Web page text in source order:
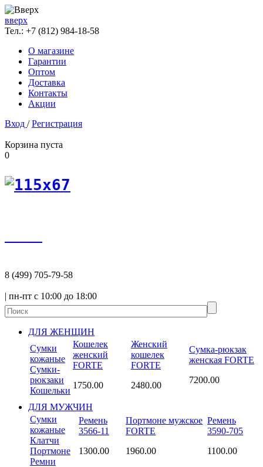
вверх
Тел.: +7 (812) 984-18-58
О магазине
Гарантии
Оптом
Доставка
Контакты
Акции
Вход /Регистрация
Корзина пуста
0
8 (499) 705-79-58
| пн-пт с 10:00 до 18:00
ДЛЯ ЖЕНЩИН
Сумки
кожаные
Сумки-
рюкзаки
Кошельки
Кошелек
женский
FORTE
1750.00
Женский
кошелек
FORTE
2480.00
Сумка-рюкзак
женская FORTE
7200.00
ДЛЯ МУЖЧИН
Сумки
кожаные
Клатчи
Портмоне
Ремни
Ремень
3566-11
1300.00
Портмоне мужское
FORTE
1960.00
Ремень
3590-705
1100.00